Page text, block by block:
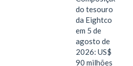
do tesouro
da Eightco
em 5 de
agosto de
2026: US$
90 milhões